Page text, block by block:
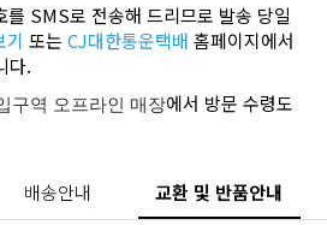
를 SMS로 전송해 드리므로 발송 당일
기 또는CJ대한통운택배 홈페이지에서
다.
구역 오프라인 매장에서 방문 수령도
배송안내 교환 및 반품안내